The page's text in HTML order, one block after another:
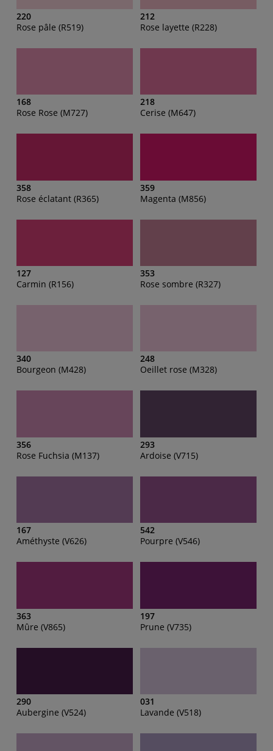
220
Rose pâle (R519)
212
Rose layette (R228)
168
Rose Rose (M727)
218
Cerise (M647)
358
Rose éclatant (R365)
359
Magenta (M856)
127
Carmin (R156)
353
Rose sombre (R327)
340
Bourgeon (M428)
248
Oeillet rose (M328)
356
Rose Fuchsia (M137)
293
Ardoise (V715)
167
Améthyste (V626)
542
Pourpre (V546)
363
Mûre (V865)
197
Prune (V735)
290
Aubergine (V524)
031
Lavande (V518)